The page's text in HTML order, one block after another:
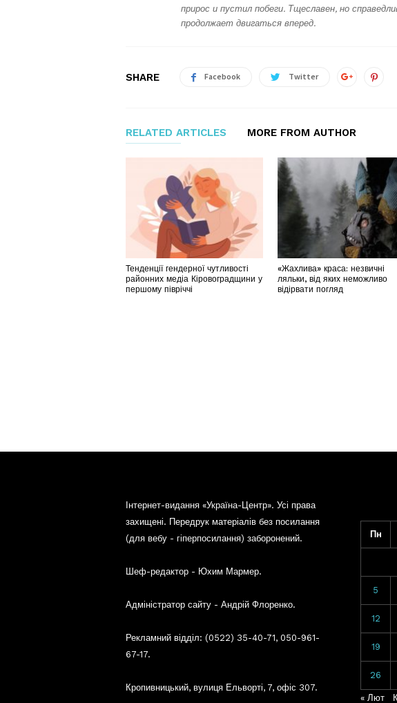
прирос и пустил побеги. Тщеславен, но
продолжает двигаться вперед.
SHARE Facebook Twitter
RELATED ARTICLES MORE FROM AUTHOR
Тенденції гендерної чутливості
районних медіа Кіровоградщини у
першому півріччі
«Жахлива» краса: незвичні
ляльки, від яких неможливо
відірвати погляд
Інтернет-видання «Україна-Центр». Усі права
захищені. Передрук матеріалів без посилання
(для вебу - гіперпосилання) заборонений.
Шеф-редактор - Юхим Мармер.
Адміністратор сайту - Андрій Флоренко.
Рекламний відділ: (0522) 35-40-71, 050-961-
67-17.
Кропивницький, вулиця Ельворті, 7, офіс 307.
Пн
5
12
19
26
« Лют